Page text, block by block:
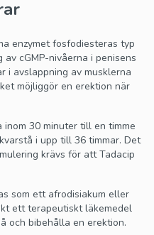
enzymet fosfodiesteras typ
cGMP-nivåerna i penisens
i avslappning av musklerna
möjliggör en erektion när
30 minuter till en timme
i upp till 36 timmar. Det
krävs för att Tadacip
som ett afrodisiakum eller
ett terapeutiskt läkemedel
och bibehålla en erektion.